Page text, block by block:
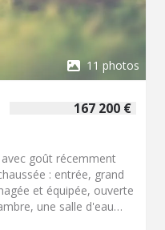
11 photos
167 200 €
goût récemment
: entrée, grand
et équipée, ouverte
une salle d'eau